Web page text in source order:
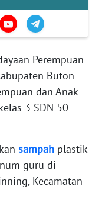
Perempuan
Buton
dan Anak
3 SDN 50
sampah plastik
guru di
Kecamatan